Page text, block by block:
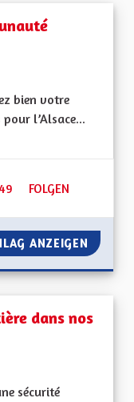
bien votre
l’Alsace...
49 49 FOLLOWER
FOLGEN
ALSACE... ET NON
ANZEIGEN
dans nos
sécurité